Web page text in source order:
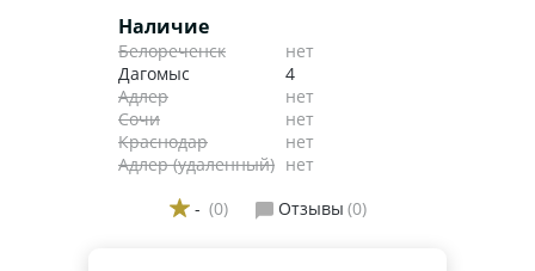
Наличие
Белореченск
нет
Дагомыс
4
Адлер
нет
Сочи
нет
Краснодар
нет
Адлер (удаленный) нет
- (0) Отзывы (0)